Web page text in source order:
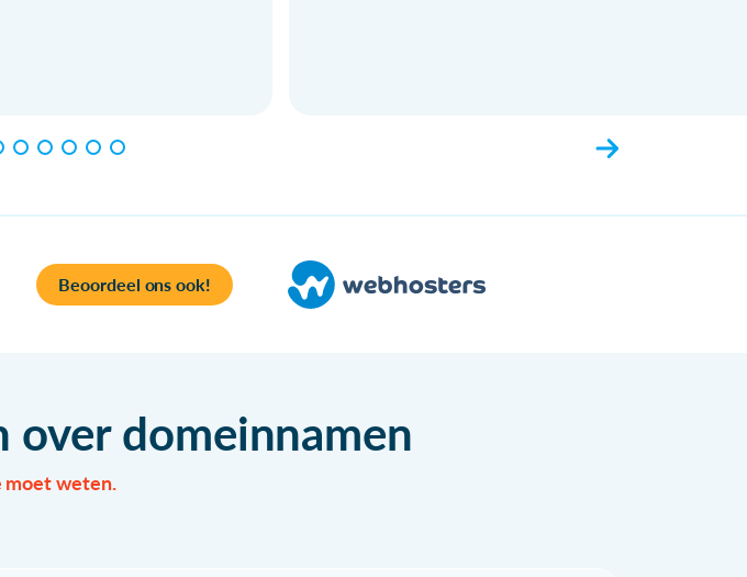
Beoordeel ons ook!
over domeinnamen
moet weten.